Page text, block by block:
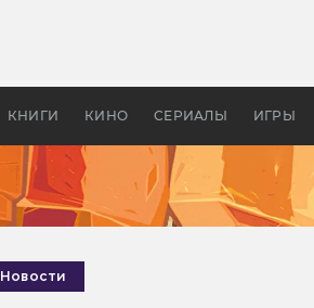
КНИГИ КИНО СЕРИАЛЫ ИГРЫ
Новости